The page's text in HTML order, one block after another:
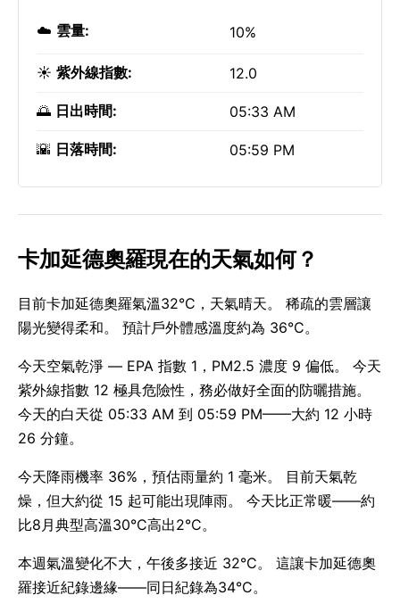
☁️ 雲量: 10%
☀️ 紫外線指數: 12.0
🌅 日出時間: 05:33 AM
🌇 日落時間: 05:59 PM
卡加延德奧羅現在的天氣如何？
目前卡加延德奧羅氣溫32°C，天氣晴天。 稀疏的雲層讓
陽光變得柔和。 預計戶外體感溫度約為 36°C。
今天空氣乾淨 — EPA 指數 1，PM2.5 濃度 9 偏低。 今天
紫外線指數 12 極具危險性，務必做好全面的防曬措施。
今天的白天從 05:33 AM 到 05:59 PM——大約 12 小時
26 分鐘。
今天降雨機率 36%，預估雨量約 1 毫米。 目前天氣乾
燥，但大約從 15 起可能出現陣雨。 今天比正常暖——約
比8月典型高溫30°C高出2°C。
本週氣溫變化不大，午後多接近 32°C。 這讓卡加延德奧
羅接近紀錄邊緣——同日紀錄為34°C。